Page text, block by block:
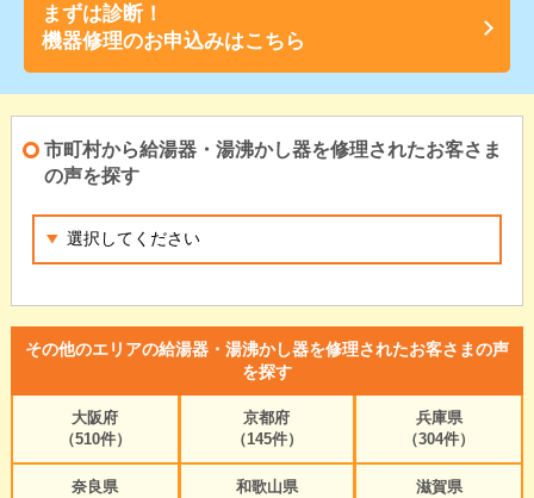
まずは診断！
機器修理のお申込みはこちら
市町村から給湯器・湯沸かし器を修理されたお客さま
の声を探す
その他のエリアの給湯器・湯沸かし器を修理されたお客さまの声
を探す
大阪府
（510件）
京都府
（145件）
兵庫県
（304件）
奈良県
和歌山県
滋賀県